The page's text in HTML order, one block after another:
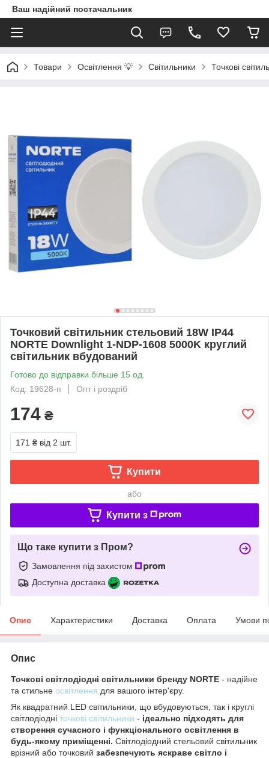
Ваш надійний постачальник
Товари Освітлення 💡 Світильники Точкові
Точковий світильник стельовий 18W ІР44
NORTE Downlight 1-NDP-1608 5000K круглий
світильник вбудований
Готово до відправки більше 15 од.
Код: 19628-п
Опт і роздріб
174 ₴
171 ₴ від 2 шт.
Купити
або
Купити з
Що таке купити з Пром?
Замовлення під захистом
Доступна доставка
Опис Характеристики Доставка Оплата Умови
Опис
Точкові світлодіодні світильники бренду NORTE - надійне
та стильне освітлення для вашого інтер'єру.
Як квадратний LED світильники, що вбудовуються, так і круглі
світлодіодні точкові світильники - ідеально підходять для
створення сучасного і функціонального освітлення в
будь-якому приміщенні. Світлодіодний стельовий світильник
врізний або точковий забезпечують яскраве світло і